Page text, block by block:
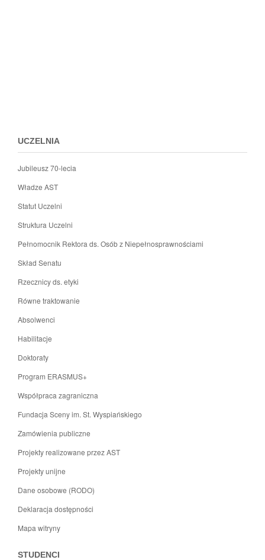
UCZELNIA
Jubileusz 70-lecia
Władze AST
Statut Uczelni
Struktura Uczelni
Pełnomocnik Rektora ds. Osób z Niepełnosprawnościami
Skład Senatu
Rzecznicy ds. etyki
Równe traktowanie
Absolwenci
Habilitacje
Doktoraty
Program ERASMUS+
Współpraca zagraniczna
Fundacja Sceny im. St. Wyspiańskiego
Zamówienia publiczne
Projekty realizowane przez AST
Projekty unijne
Dane osobowe (RODO)
Deklaracja dostępności
Mapa witryny
STUDENCI